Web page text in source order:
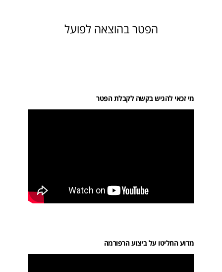
הפטר בהוצאה לפועל
מי זכאי להגיש בקשה לקבלת הפטר
מדוע החליטו על ביצוע הרפורמה